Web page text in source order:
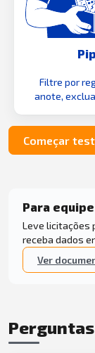
Filtre por
anote,
Começar
Para
Leve licitações
receba dados
Ver